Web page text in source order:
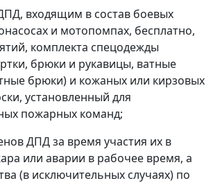
входящим в состав боевых
и мотопомпах, бесплатно,
комплекта спецодежды
брюки и рукавицы, ватные
брюки) и кожаных или кирзовых
установленный для
пожарных команд;
ДПД за время участия их в
или аварии в рабочее время, а
(в исключительных случаях) по